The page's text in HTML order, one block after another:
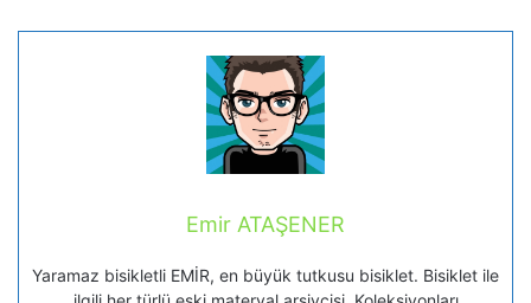
Emir ATAŞENER
Yaramaz bisikletli EMİR, en büyük tutkusu bisiklet. Bisiklet ile